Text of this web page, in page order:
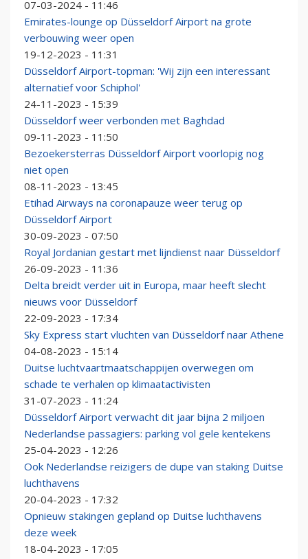
07-03-2024 - 11:46
Emirates-lounge op Düsseldorf Airport na grote
verbouwing weer open
19-12-2023 - 11:31
Düsseldorf Airport-topman: 'Wij zijn een interessant
alternatief voor Schiphol'
24-11-2023 - 15:39
Düsseldorf weer verbonden met Baghdad
09-11-2023 - 11:50
Bezoekersterras Düsseldorf Airport voorlopig nog
niet open
08-11-2023 - 13:45
Etihad Airways na coronapauze weer terug op
Düsseldorf Airport
30-09-2023 - 07:50
Royal Jordanian gestart met lijndienst naar Düsseldorf
26-09-2023 - 11:36
Delta breidt verder uit in Europa, maar heeft slecht
nieuws voor Düsseldorf
22-09-2023 - 17:34
Sky Express start vluchten van Düsseldorf naar Athene
04-08-2023 - 15:14
Duitse luchtvaartmaatschappijen overwegen om
schade te verhalen op klimaatactivisten
31-07-2023 - 11:24
Düsseldorf Airport verwacht dit jaar bijna 2 miljoen
Nederlandse passagiers: parking vol gele kentekens
25-04-2023 - 12:26
Ook Nederlandse reizigers de dupe van staking Duitse
luchthavens
20-04-2023 - 17:32
Opnieuw stakingen gepland op Duitse luchthavens
deze week
18-04-2023 - 17:05